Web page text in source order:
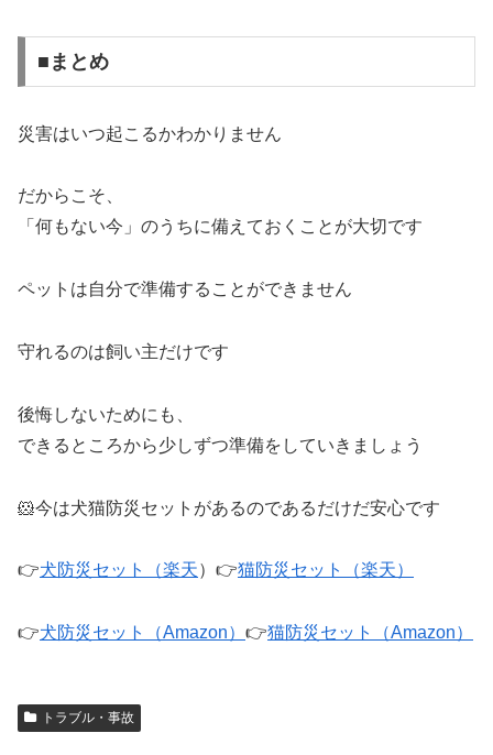
■まとめ
災害はいつ起こるかわかりません
だからこそ、
「何もない今」のうちに備えておくことが大切です
ペットは自分で準備することができません
守れるのは飼い主だけです
後悔しないためにも、
できるところから少しずつ準備をしていきましょう
🐹今は犬猫防災セットがあるのであるだけだ安心です
👉犬防災セット（楽天）👉猫防災セット（楽天）
👉犬防災セット（Amazon） 👉猫防災セット（Amazon）
トラブル・事故